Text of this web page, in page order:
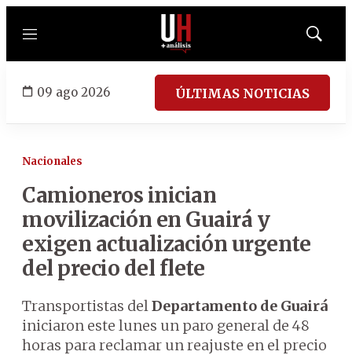
Menú
Mostrar
09 ago 2026 ÚLTIMAS NOTICIAS
Nacionales
Camioneros inician
movilización en Guairá y
exigen actualización urgente
del precio del flete
Transportistas delDepartamento de Guairá
iniciaron este lunes un paro general de 48
horas para reclamar un reajuste en el precio